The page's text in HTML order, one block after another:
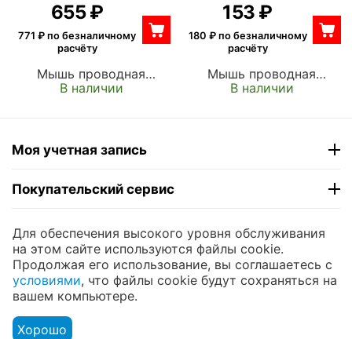
Мышь проводная
LOGITECH M110 Silent
005502)
В наличии
‍655‍₽
771 ₽ по безналичному
расчёту
Мышь проводная
DEFENDER Classic MB-
В наличии
‍153‍ ₽
180 ₽ по безналичному
расчёту
Моя учетная запись
Покупательский сервис
Контакты
© 2004 - 2026 ЮНИКОМП. На базе CS-Cartи
премиум темы —© AB: UniTheme2
Для обеспечения высокого уровня обслуживания
на этом сайте используются файлы cookie.
Продолжая его использование, вы соглашаетесь с
условиями, что файлы cookie будут сохраняться на
вашем компьютере.
Хорошо